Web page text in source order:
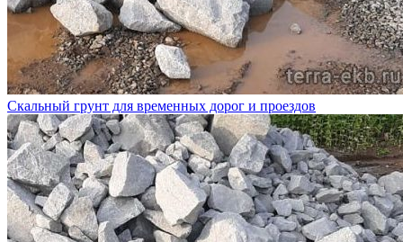
Скальный грунт для временных дорог и проездов